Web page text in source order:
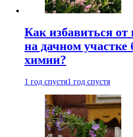
Как избавиться
на дачном участке
химии?
1 год спустя1 год спустя